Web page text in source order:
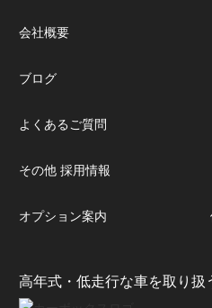
高年式・低走行な車を取り扱
会社概要
ブログ
よくあるご質問
その他 採用情報
オプション案内